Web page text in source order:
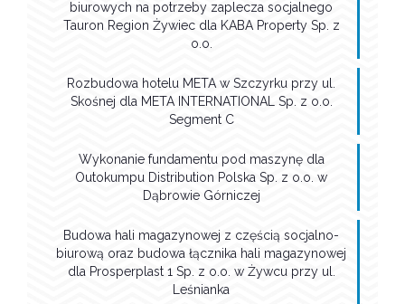
biurowych na potrzeby zaplecza socjalnego
Tauron Region Żywiec dla KABA Property Sp. z
o.o.
Rozbudowa hotelu META w Szczyrku przy ul.
Skośnej dla META INTERNATIONAL Sp. z o.o.
Segment C
Wykonanie fundamentu pod maszynę dla
Outokumpu Distribution Polska Sp. z o.o. w
Dąbrowie Górniczej
Budowa hali magazynowej z częścią socjalno-
biurową oraz budowa łącznika hali magazynowej
dla Prosperplast 1 Sp. z o.o. w Żywcu przy ul.
Leśnianka